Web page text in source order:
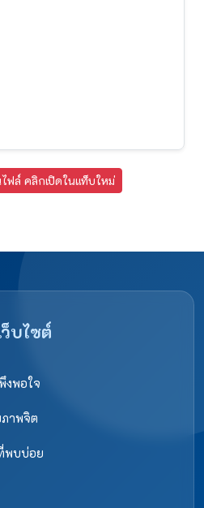
ฟล์ คลิกเปิดในแท็บใหม่
บไซต์
งพอใจ
าพจิต
พบบ่อย